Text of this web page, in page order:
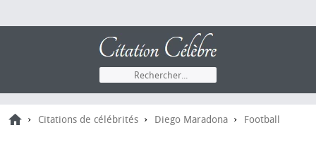
› Citations de célébrités › Diego Maradona › Football